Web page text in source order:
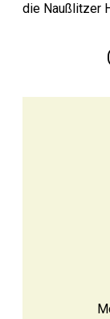
die Naußlitzer